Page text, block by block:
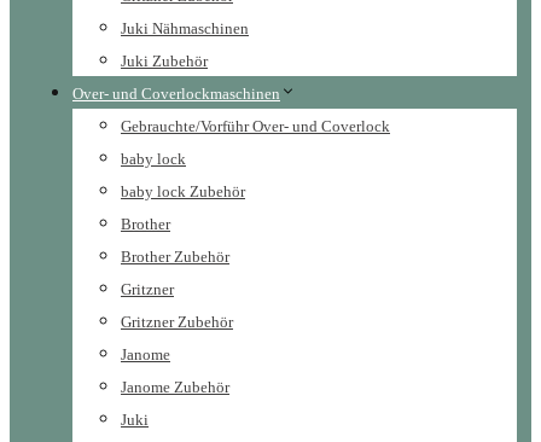
Juki Nähmaschinen
Juki Zubehör
Over- und Coverlockmaschinen
Gebrauchte/Vorführ Over- und Coverlock
baby lock
baby lock Zubehör
Brother
Brother Zubehör
Gritzner
Gritzner Zubehör
Janome
Janome Zubehör
Juki